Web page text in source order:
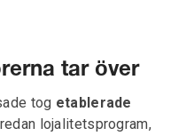
tar över
tog etablerade
lojalitetsprogram,